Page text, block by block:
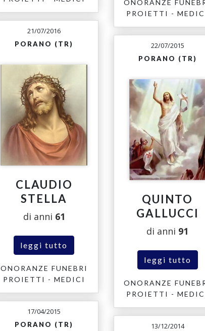
ONORANZE
PROIETTI -
21/07/2016
PORANO (TR)
CLAUDIO
STELLA
di anni 61
leggi tutto
ONORANZE FUNEBRI
PROIETTI - MEDICI
22/07/2015
PORANO (TR)
QUINTO
GALLUCCI
di anni 91
leggi tutto
ONORANZE
PROIETTI -
17/04/2015
PORANO (TR) 13/12/2014